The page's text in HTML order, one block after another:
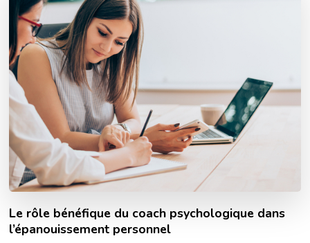
Le rôle bénéfique du coach psychologique dans
l’épanouissement personnel